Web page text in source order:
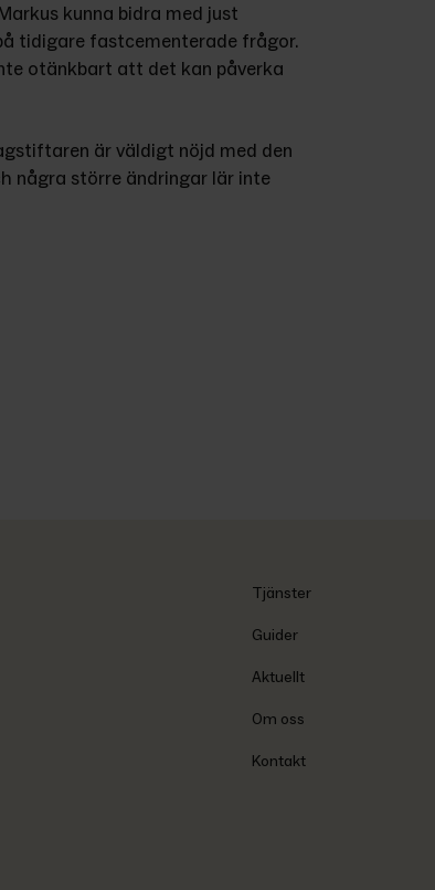
kunna bidra med just
tidigare fastcementerade frågor.
otänkbart att det kan påverka
är väldigt nöjd med den
några större ändringar lär inte
Tjänster
Guider
Aktuellt
Om oss
Kontakt